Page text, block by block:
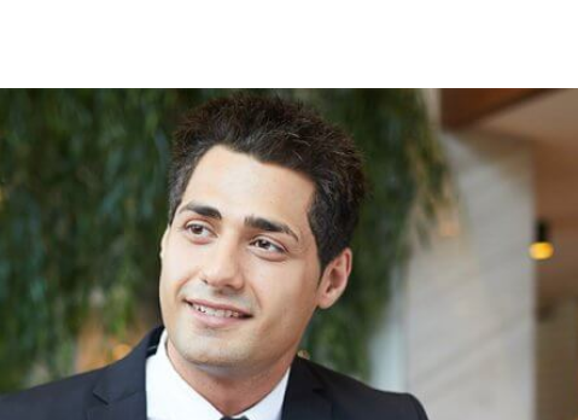
Economica
Sicurezza sul Lavoro
Assistenza Ambientale
Sicurezza Alimentare
Cyber Security